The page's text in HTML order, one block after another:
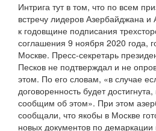
Интрига тут в том, что по всем
встречу лидеров Азербайджана
к годовщине подписания
соглашения 9 ноября 2020 года,
Москве. Пресс-секретарь
Песков не подтверждал и не
этом. По его словам, «в случае
договоренность будет
сообщим об этом». При этом
сообщали, что якобы в Москве
новых документов по